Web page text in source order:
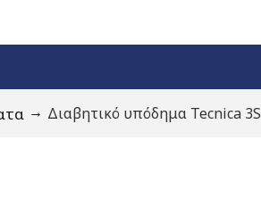
Διαβητικό υπόδημα Tecnica 3S